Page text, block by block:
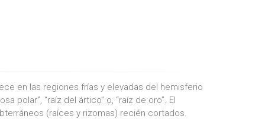
en las regiones frías y elevadas del hemisferio
polar”, “raíz del ártico” o, “raíz de oro”. El
(raíces y rizomas) recién cortados.